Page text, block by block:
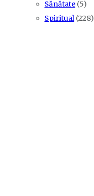
Sănătate (5)
Spiritual (228)